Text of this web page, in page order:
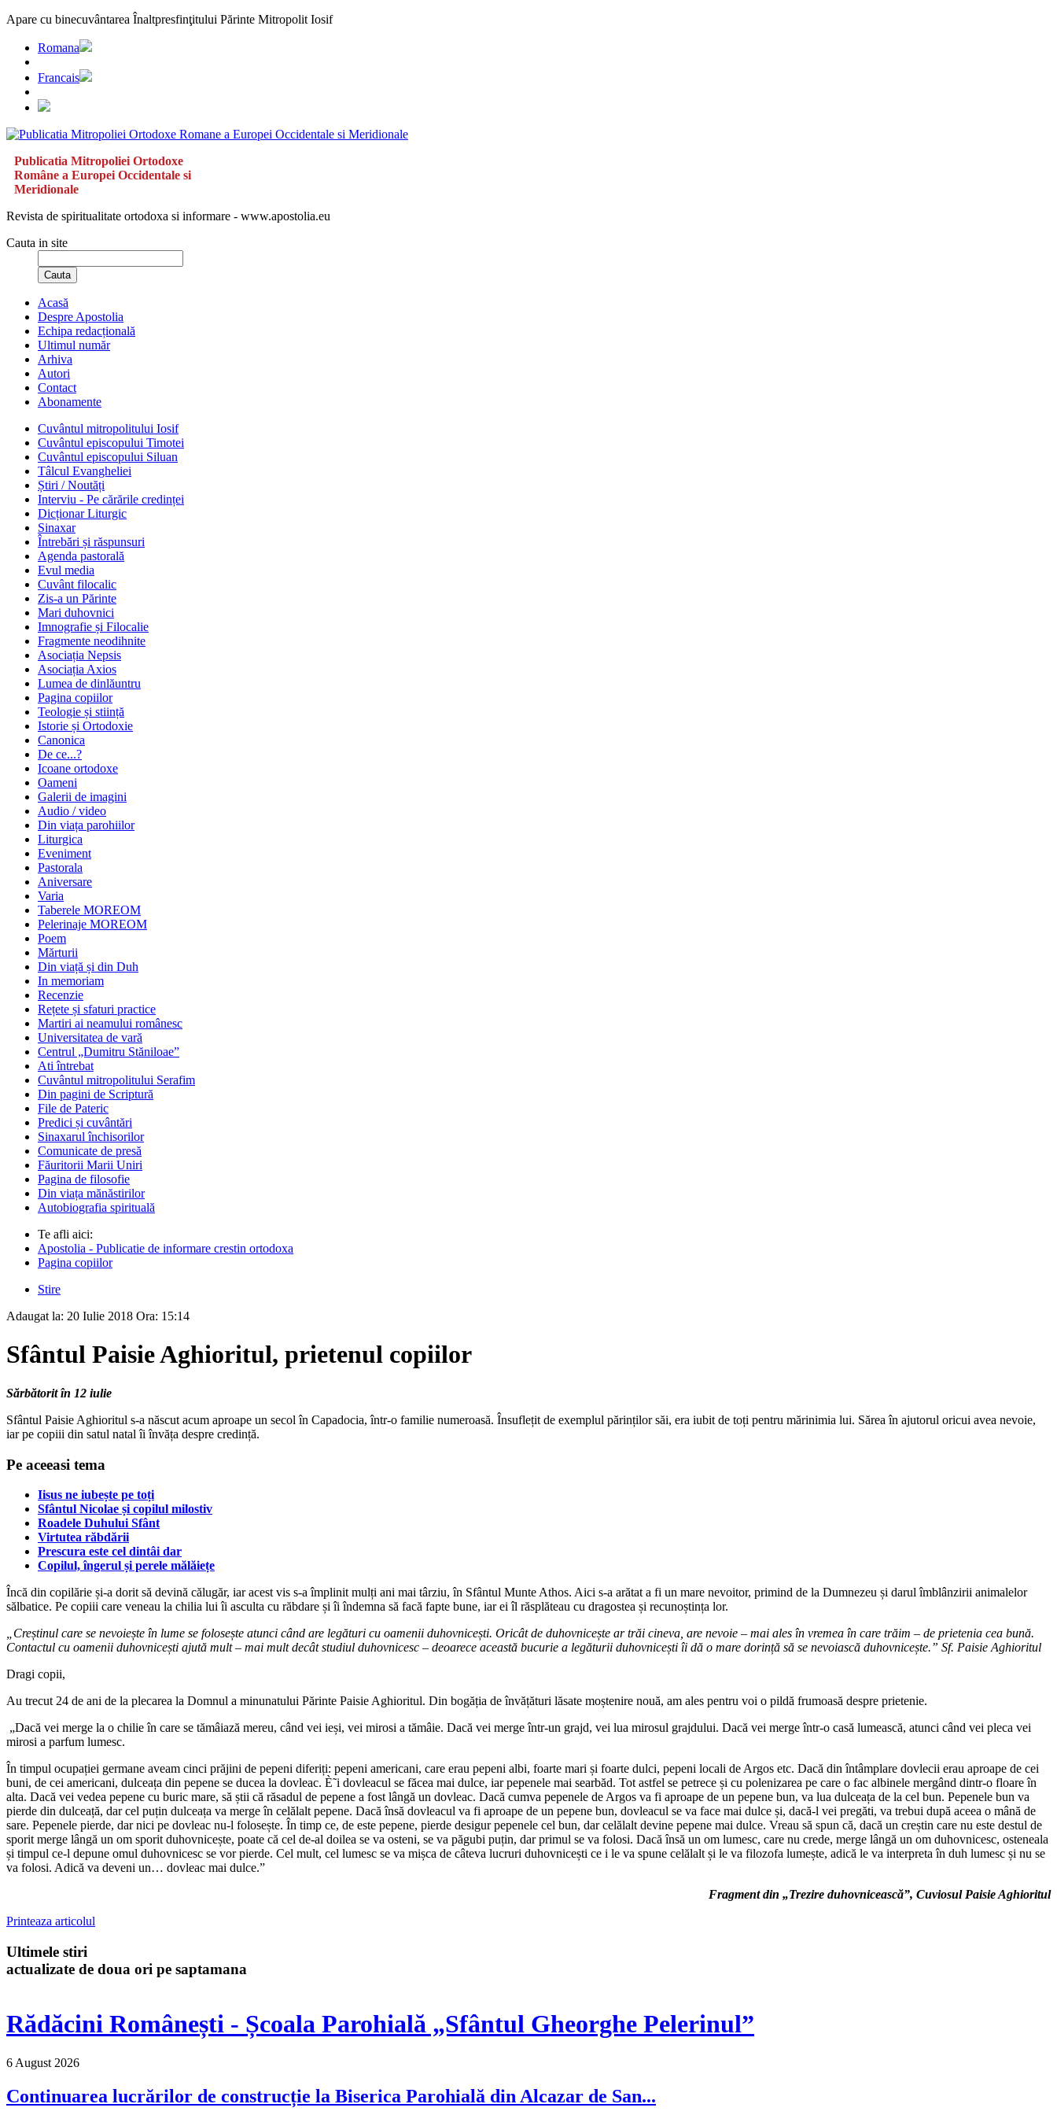
Apare cu binecuvântarea Înaltpresfinţitului Părinte Mitropolit Iosif
Romana
Francais
Publicatia Mitropoliei Ortodoxe
Române a Europei Occidentale si
Meridionale
Revista de spiritualitate ortodoxa si informare - www.apostolia.eu
Cauta in site
Cauta
Acasă
Despre Apostolia
Echipa redacțională
Ultimul număr
Arhiva
Autori
Contact
Abonamente
Cuvântul mitropolitului Iosif
Cuvântul episcopului Timotei
Cuvântul episcopului Siluan
Tâlcul Evangheliei
Știri / Noutăți
Interviu - Pe cărările credinței
Dicționar Liturgic
Sinaxar
Întrebări și răspunsuri
Agenda pastorală
Evul media
Cuvânt filocalic
Zis-a un Părinte
Mari duhovnici
Imnografie și Filocalie
Fragmente neodihnite
Asociația Nepsis
Asociația Axios
Lumea de dinlăuntru
Pagina copiilor
Teologie și stiință
Istorie și Ortodoxie
Canonica
De ce...?
Icoane ortodoxe
Oameni
Galerii de imagini
Audio / video
Din viața parohiilor
Liturgica
Eveniment
Pastorala
Aniversare
Varia
Taberele MOREOM
Pelerinaje MOREOM
Poem
Mărturii
Din viață și din Duh
In memoriam
Recenzie
Rețete și sfaturi practice
Martiri ai neamului românesc
Universitatea de vară
Centrul „Dumitru Stăniloae”
Ati întrebat
Cuvântul mitropolitului Serafim
Din pagini de Scriptură
File de Pateric
Predici și cuvântări
Sinaxarul închisorilor
Comunicate de presă
Făuritorii Marii Uniri
Pagina de filosofie
Din viața mănăstirilor
Autobiografia spirituală
Te afli aici:
Apostolia - Publicatie de informare crestin ortodoxa
Pagina copiilor
Stire
Adaugat la: 20 Iulie 2018 Ora: 15:14
Sfântul Paisie Aghioritul, prietenul copiilor
Sărbătorit în 12 iulie
Sfântul Paisie Aghioritul s-a născut acum aproape un secol în Capadocia, într-o familie numeroasă. Însuflețit de exemplul părinților săi, era iubit de toți pentru mărinimia lui. Sărea în ajutorul oricui avea nevoie,
iar pe copiii din satul natal îi învăța despre credință.
Pe aceeasi tema
Iisus ne iubește pe toți
Sfântul Nicolae și copilul milostiv
Roadele Duhului Sfânt
Virtutea răbdării
Prescura este cel dintâi dar
Copilul, îngerul și perele mălăiețe
Încă din copilărie și-a dorit să devină călugăr, iar acest vis s-a împlinit mulți ani mai târziu, în Sfântul Munte Athos. Aici s-a arătat a fi un mare nevoitor, primind de la Dumnezeu și darul îmblânzirii animalelor
sălbatice. Pe copiii care veneau la chilia lui îi asculta cu răbdare și îi îndemna să facă fapte bune, iar ei îl răsplăteau cu dragostea și recunoștința lor.
„Creștinul care se nevoiește în lume se folosește atunci când are legături cu oamenii duhovnicești. Oricât de duhovnicește ar trăi cineva, are nevoie – mai ales în vremea în care trăim – de prietenia cea bună.
Contactul cu oamenii duhovnicești ajută mult – mai mult decât studiul duhovnicesc – deoarece această bucurie a legăturii duhovnicești îi dă o mare dorință să se nevoiască duhovnicește.” Sf. Paisie Aghioritul
Dragi copii,
Au trecut 24 de ani de la plecarea la Domnul a minunatului Părinte Paisie Aghioritul. Din bogăția de învățături lăsate moștenire nouă, am ales pentru voi o pildă frumoasă despre prietenie.
„Dacă vei merge la o chilie în care se tămâiază mereu, când vei ieși, vei mirosi a tămâie. Dacă vei merge într-un grajd, vei lua mirosul grajdului. Dacă vei merge într-o casă lumească, atunci când vei pleca vei
mirosi a parfum lumesc.
În timpul ocupației germane aveam cinci prăjini de pepeni diferiți: pepeni americani, care erau pepeni albi, foarte mari și foarte dulci, pepeni locali de Argos etc. Dacă din întâmplare dovlecii erau aproape de cei
buni, de cei americani, dulceața din pepene se ducea la dovleac. È˜i dovleacul se făcea mai dulce, iar pepenele mai searbăd. Tot astfel se petrece și cu polenizarea pe care o fac albinele mergând dintr-o floare în
alta. Dacă vei vedea pepene cu buric mare, să știi că răsadul de pepene a fost lângă un dovleac. Dacă cumva pepenele de Argos va fi aproape de un pepene bun, va lua dulceața de la cel bun. Pepenele bun va
pierde din dulceață, dar cel puțin dulceața va merge în celălalt pepene. Dacă însă dovleacul va fi aproape de un pepene bun, dovleacul se va face mai dulce și, dacă-l vei pregăti, va trebui după aceea o mână de
sare. Pepenele pierde, dar nici pe dovleac nu-l folosește. În timp ce, de este pepene, pierde desigur pepenele cel bun, dar celălalt devine pepene mai dulce. Vreau să spun că, dacă un creștin care nu este destul de
sporit merge lângă un om sporit duhovnicește, poate că cel de-al doilea se va osteni, se va păgubi puțin, dar primul se va folosi. Dacă însă un om lumesc, care nu crede, merge lângă un om duhovnicesc, osteneala
și timpul ce-l depune omul duhovnicesc se vor pierde. Cel mult, cel lumesc se va mișca de câteva lucruri duhovnicești ce i le va spune celălalt și le va filozofa lumește, adică le va interpreta în duh lumesc și nu se
va folosi. Adică va deveni un… dovleac mai dulce.”
Fragment din „Trezire duhovnicească”, Cuviosul Paisie Aghioritul
Printeaza articolul
Ultimele stiri
actualizate de doua ori pe saptamana
Rădăcini Românești - Școala Parohială „Sfântul Gheorghe Pelerinul”
6 August 2026
Continuarea lucrărilor de construcție la Biserica Parohială din Alcazar de San...